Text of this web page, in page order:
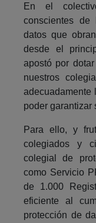
En el
conscientes
datos que
desde el
apostó por
nuestros
poder garantizar
Para ello, y
colegiados y
colegial de
como Servicio
de 1.000
eficiente al
protección de